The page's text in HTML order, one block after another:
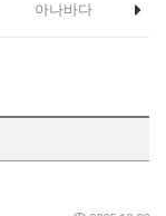
아나바다